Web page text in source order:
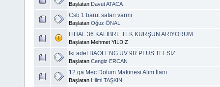
Başlatan Davut ATACA
Csb 1 barut satan varmi
Başlatan Oğuz ÖNAL
İTHAL 36 KALİBRE TEK KURŞUN ARIYORUM
Başlatan Mehmet YILDIZ
İki adet BAOFENG UV 9R PLUS TELSİZ
Başlatan Cengiz ERCAN
12 ga Mec Dolum Makinesi Alım İlanı
Başlatan Hilmi TAŞKIN